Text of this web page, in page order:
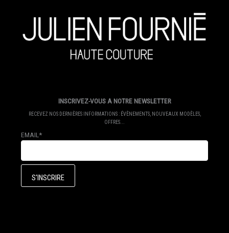
INSCRIVEZ-VOUS A NOTRE NEWSLETTER
RECEVEZ NOS DERNIÈRES INFORMATIONS : ÉVÈNEMENTS, NOUVEAUX MODÈLES,
OFFRES...
EMAIL*